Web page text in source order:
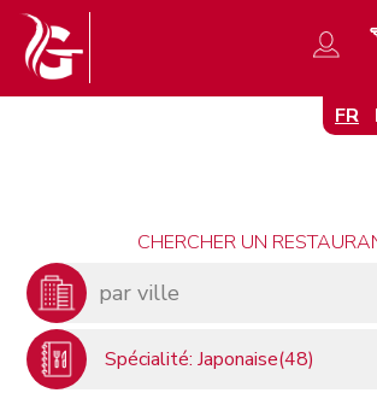
FR
CHERCHER UN
Spécialité: Japonaise(48)